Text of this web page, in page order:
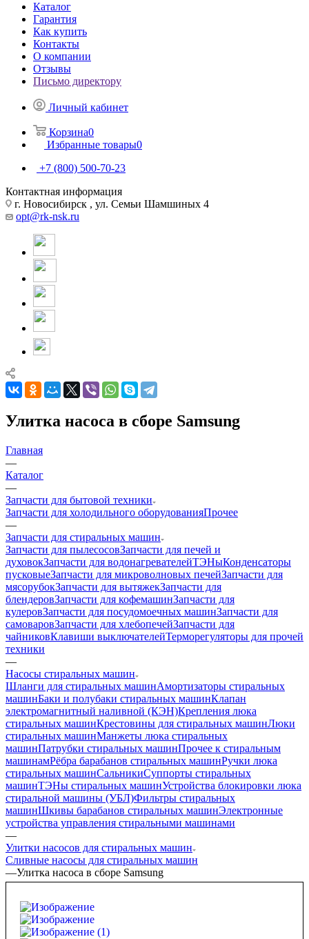
Каталог
Гарантия
Как купить
Контакты
О компании
Отзывы
Письмо директору
Личный кабинет
Корзина0
Избранные товары0
+7 (800) 500-70-23
Контактная информация
г. Новосибирск , ул. Семьи Шамшиных 4
opt@rk-nsk.ru
Улитка насоса в сборе Samsung
Главная
—
Каталог
—
Запчасти для бытовой техники
Запчасти для холодильного оборудованияПрочее
—
Запчасти для стиральных машин
Запчасти для пылесосовЗапчасти для печей и
духовокЗапчасти для водонагревателейТЭНыКонденсаторы
пусковыеЗапчасти для микроволновых печейЗапчасти для
мясорубокЗапчасти для вытяжекЗапчасти для
блендеровЗапчасти для кофемашинЗапчасти для
кулеровЗапчасти для посудомоечных машинЗапчасти для
самоваровЗапчасти для хлебопечейЗапчасти для
чайниковКлавиши выключателейТерморегуляторы для прочей
техники
—
Насосы стиральных машин
Шланги для стиральных машинАмортизаторы стиральных
машинБаки и полубаки стиральных машинКлапан
электромагнитный наливной (КЭН)Крепления люка
стиральных машинКрестовины для стиральных машинЛюки
стиральных машинМанжеты люка стиральных
машинПатрубки стиральных машинПрочее к стиральным
машинамРёбра барабанов стиральных машинРучки люка
стиральных машинСальникиСуппорты стиральных
машинТЭНы стиральных машинУстройства блокировки люка
стиральной машины (УБЛ)Фильтры стиральных
машинШкивы барабанов стиральных машинЭлектронные
устройства управления стиральными машинами
—
Улитки насосов для стиральных машин
Сливные насосы для стиральных машин
—Улитка насоса в сборе Samsung